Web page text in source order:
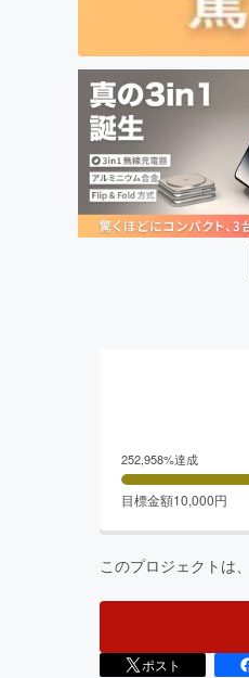
252,958%達成
目標金額10,000円
このプロジェクトは、
ポスト